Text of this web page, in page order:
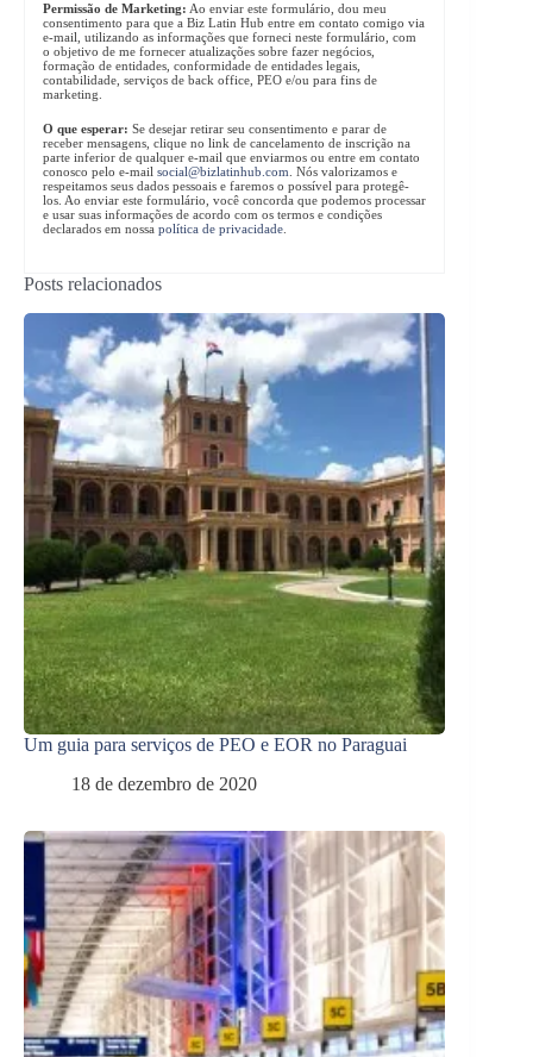
Permissão de Marketing: Ao enviar este formulário, dou meu
consentimento para que a Biz Latin Hub entre em contato comigo via
e-mail, utilizando as informações que forneci neste formulário, com
o objetivo de me fornecer atualizações sobre fazer negócios,
formação de entidades, conformidade de entidades legais,
contabilidade, serviços de back office, PEO e/ou para fins de
marketing.
O que esperar: Se desejar retirar seu consentimento e parar de
receber mensagens, clique no link de cancelamento de inscrição na
parte inferior de qualquer e-mail que enviarmos ou entre em contato
conosco pelo e-mail social@bizlatinhub.com . Nós valorizamos e
respeitamos seus dados pessoais e faremos o possível para protegê-
los. Ao enviar este formulário, você concorda que podemos processar
e usar suas informações de acordo com os termos e condições
declarados em nossa política de privacidade
Posts relacionados
Um guia para serviços de PEO e EOR no Paraguai
18 de dezembro de 2020